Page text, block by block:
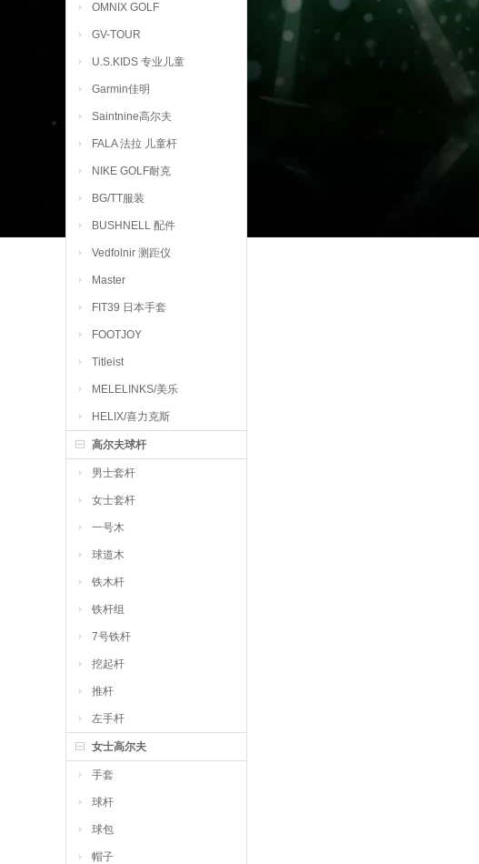
OMNIX GOLF
GV-TOUR
U.S.KIDS 专业儿童
Garmin佳明
Saintnine高尔夫
FALA 法拉 儿童杆
NIKE GOLF耐克
BG/TT服装
BUSHNELL 配件
Vedfolnir 测距仪
Master
FIT39 日本手套
FOOTJOY
Titleist
MELELINKS/美乐
HELIX/喜力克斯
高尔夫球杆
男士套杆
女士套杆
一号木
球道木
铁木杆
铁杆组
7号铁杆
挖起杆
推杆
左手杆
女士高尔夫
手套
球杆
球包
帽子